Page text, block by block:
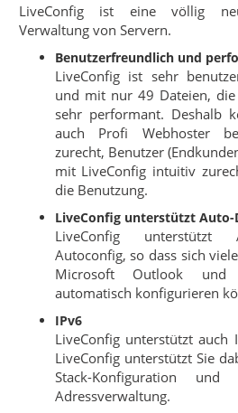
LiveConfig ist eine völlig
Verwaltung von Servern.
Benutzerfreundlich und
LiveConfig ist sehr
und mit nur 49 Dateien,
sehr performant. Deshalb
auch Profi Webhoster
zurecht, Benutzer
mit LiveConfig intuitiv
die Benutzung.
LiveConfig unterstützt Auto-
LiveConfig unterstützt
Autoconfig, so dass sich
Microsoft Outlook und
automatisch konfigurieren
IPv6
LiveConfig unterstützt
LiveConfig unterstützt Sie
Stack-Konfiguration und
Adressverwaltung.